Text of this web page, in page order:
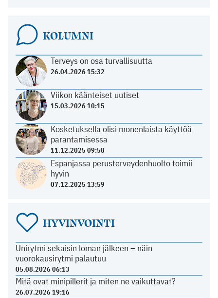
KOLUMNI
Terveys on osa turvallisuutta
26.04.2026 15:32
Viikon käänteiset uutiset
15.03.2026 10:15
Kosketuksella olisi monenlaista käyttöä
parantamisessa
11.12.2025 09:58
Espanjassa perusterveydenhuolto toimii
hyvin
07.12.2025 13:59
HYVINVOINTI
Unirytmi sekaisin loman jälkeen – näin
vuorokausirytmi palautuu
05.08.2026 06:13
Mitä ovat minipillerit ja miten ne vaikuttavat?
26.07.2026 19:16